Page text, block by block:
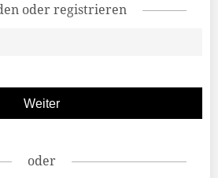
oder registrieren
oder